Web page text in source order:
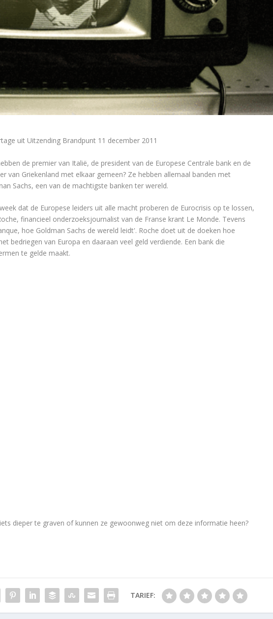
uit Uitzending Brandpunt 11 december 2011
de premier van Italië, de president van de Europese Centrale bank en de
van Griekenland met elkaar gemeen? Ze hebben allemaal banden met
Sachs, een van de machtigste banken ter wereld.
dat de Europese leiders uit alle macht proberen de Eurocrisis op te lossen,
financieel onderzoeksjournalist van de Franse krant Le Monde. Tevens
hoe Goldman Sachs de wereld leidt'. Roche doet uit de doeken hoe
bedriegen van Europa en daaraan veel geld verdiende. Een bank die
te gelde maakt.
dieper te graven of kunnen ze gewoonweg niet om deze informatie heen?
TARIEF: